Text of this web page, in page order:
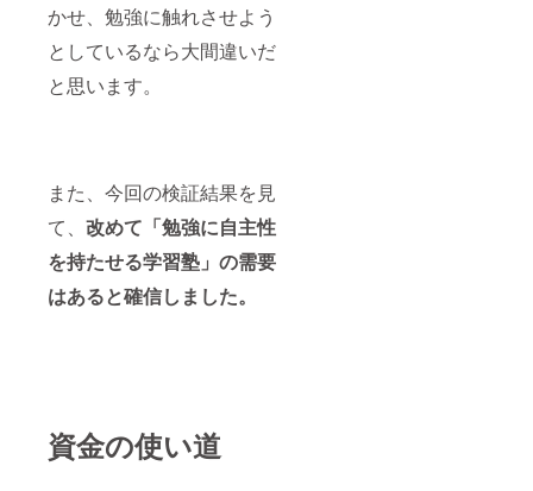
かせ、勉強に触れさせよう
としているなら大間違いだ
と思います。
また、今回の検証結果を見
て、 改めて「勉強に自主性
を持たせる学習塾」の需要
はあると確信しました。
資金の使い道